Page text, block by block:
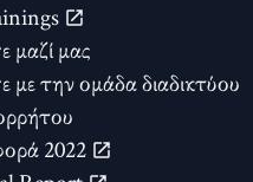
μαζί μας
με την ομάδα διαδικτύου
2022